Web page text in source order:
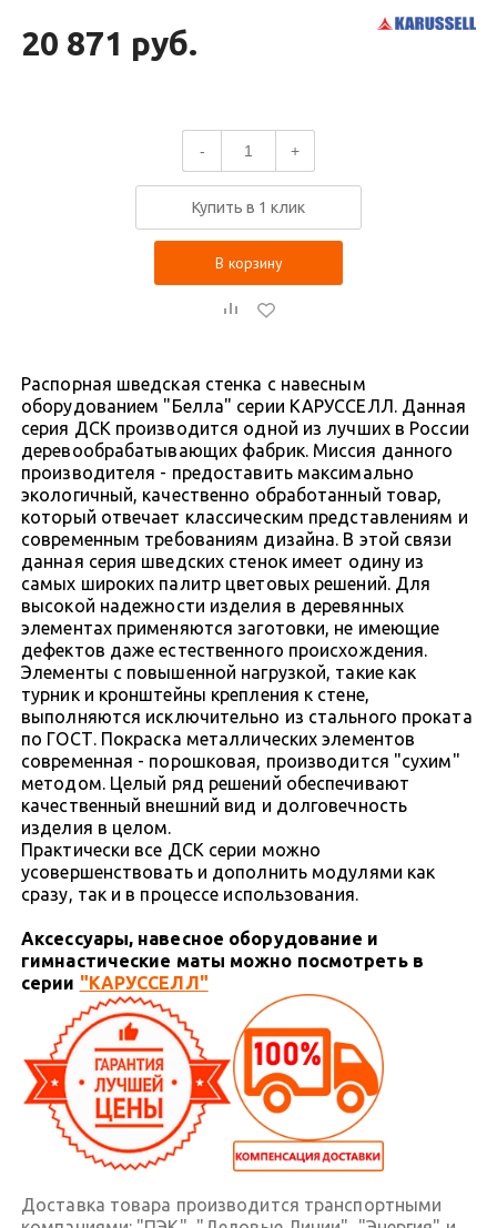
20 871 руб.
- +
Купить в 1 клик
В корзину
Распорная шведская стенка с навесным
оборудованием "Белла" серии КАРУССЕЛЛ. Данная
серия ДСК производится одной из лучших в России
деревообрабатывающих фабрик. Миссия данного
производителя - предоставить максимально
экологичный, качественно обработанный товар,
который отвечает классическим представлениям и
современным требованиям дизайна. В этой связи
данная серия шведских стенок имеет одину из
самых широких палитр цветовых решений. Для
высокой надежности изделия в деревянных
элементах применяются заготовки, не имеющие
дефектов даже естественного происхождения.
Элементы с повышенной нагрузкой, такие как
турник и кронштейны крепления к стене,
выполняются исключительно из стального проката
по ГОСТ. Покраска металлических элементов
современная - порошковая, производится "сухим"
методом. Целый ряд решений обеспечивают
качественный внешний вид и долговечность
изделия в целом.
Практически все ДСК серии можно
усовершенствовать и дополнить модулями как
сразу, так и в процессе использования.
Аксессуары, навесное оборудование и
гимнастические маты можно посмотреть в
серии "КАРУССЕЛЛ"
Доставка товара производится транспортными